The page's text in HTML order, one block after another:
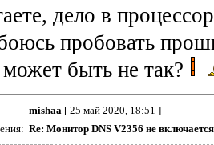
дело в
пробовать
быть не так?
mishaa [ 25 май 2020, 18:51 ]
Re: Монитор DNS V2356 не включается